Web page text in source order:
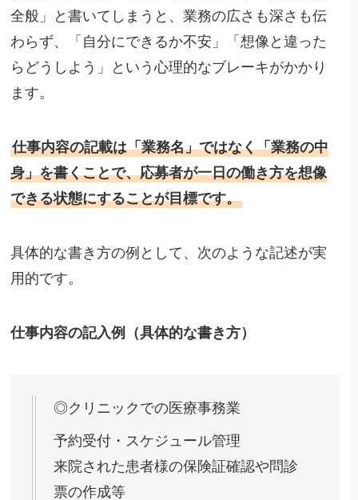
全般」と書いてしまうと、業務の広さも深さも伝
わらず、「自分にできるか不安」「想像と違った
らどうしよう」という心理的なブレーキがかかり
ます。
仕事内容の記載は「業務名」ではなく「業務の中
身」を書くことで、応募者が一日の働き方を想像
できる状態にすることが目標です。
具体的な書き方の例として、次のような記述が実
用的です。
仕事内容の記入例（具体的な書き方）
◎クリニックでの医療事務業
予約受付・スケジュール管理
来院された患者様の保険証確認や問診
票の作成等